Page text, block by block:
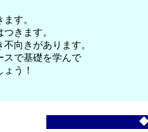
す。
きます。
向きがあります。
スで基礎を学んで
う！
◆